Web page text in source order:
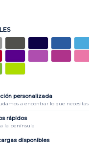
personalizada
a encontrar lo que necesitas
rápidos
la península
disponibles